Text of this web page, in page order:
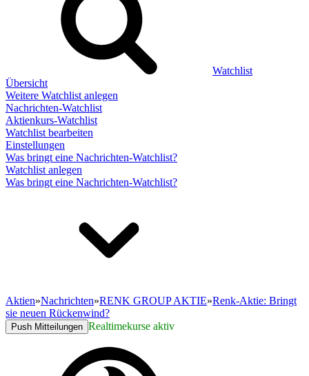
Watchlist
Übersicht
Weitere Watchlist anlegen
Nachrichten-Watchlist
Aktienkurs-Watchlist
Watchlist bearbeiten
Einstellungen
Was bringt eine Nachrichten-Watchlist?
Watchlist anlegen
Was bringt eine Nachrichten-Watchlist?
Aktien»Nachrichten»RENK GROUP AKTIE»Renk-Aktie: Bringt
sie neuen Rückenwind?
Push Mitteilungen Realtimekurse aktiv